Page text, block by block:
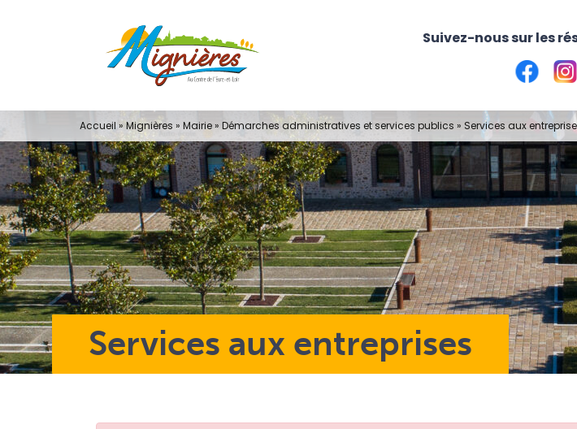
Services aux entreprises
Accueil » Mignières » Mairie» Démarches administratives et services publics » Services aux